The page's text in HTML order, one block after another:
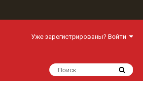
Уже зарегистрированы? Войти